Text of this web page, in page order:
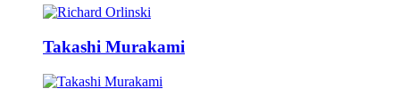
Takashi Murakami